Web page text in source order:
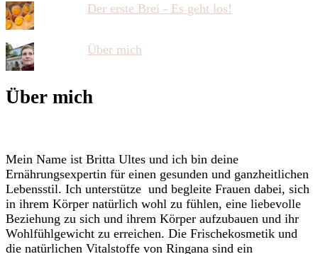
Der erste Brei - Es geht los!
Über mich
Über mich
Mein Name ist Britta Ultes und ich bin deine
Ernährungsexpertin für einen gesunden und ganzheitlichen
Lebensstil. Ich unterstütze und begleite Frauen dabei, sich
in ihrem Körper natürlich wohl zu fühlen, eine liebevolle
Beziehung zu sich und ihrem Körper aufzubauen und ihr
Wohlfühlgewicht zu erreichen. Die Frischekosmetik und
die natürlichen Vitalstoffe von Ringana sind ein